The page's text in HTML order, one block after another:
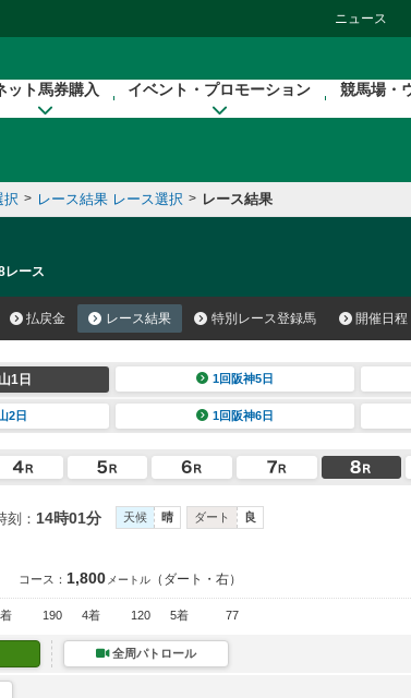
ニュース
ット馬券購入 イベント・プロモーション 競馬場・
択 > レース結果 レース選択 > レース結果
レース
払戻金 レース結果 特別レース登録馬 開催日程
1日 1回阪神5日
2日 1回阪神6日
刻： 14時01分 天候 晴 ダート 良
コース： 1,800 メートル （ダート・右）
190 4着 120 5着 77
全周パトロール